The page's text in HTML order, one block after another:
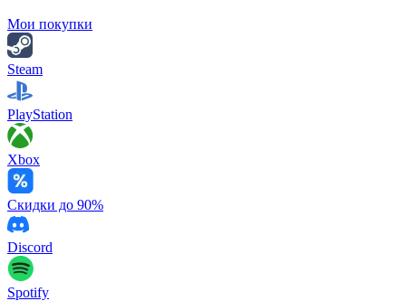
Мои покупки
Steam
PlayStation
Xbox
Скидки до 90%
Discord
Spotify